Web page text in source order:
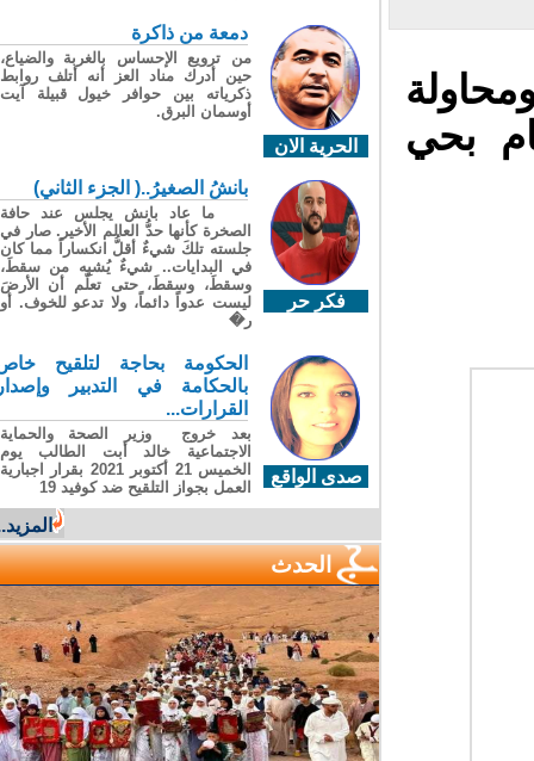
ومحاولة
بحي
الحرية الان
دمعة من ذاكرة
من ترويع الإحساس بالغربة والضياع،
حين أدرك مناد العز أنه أتلف روابط
ذكرياته بين حوافر خيول قبيلة آيت
أوسمان البرق.
فكر حر
بانشُ الصغيرُ..( الجزء الثاني)
ما عاد بانش يجلس عند حافة
الصخرة كأنها حدُّ العالم الأخير. صار في
جلسته تلكَ شيءٌ أقلُّ انكساراً مما كان
في البدايات.. شيءٌ يُشبِه من سقطَ،
وسقطَ، وسقطَ، حتى تعلّم أن الأرضَ
ليست عدواً دائماً، ولا تدعو للخوف. أو
ر�
صدى الواقع
الحكومة بحاجة لتلقيح خاص
بالحكامة في التدبير وإصدار
القرارات...
بعد خروج وزير الصحة والحماية
الاجتماعية خالد أبت الطالب يوم
الخميس 21 أكتوبر 2021 بقرار اجبارية
العمل بجواز التلقيح ضد كوفيد 19
المزيد...
الحدث